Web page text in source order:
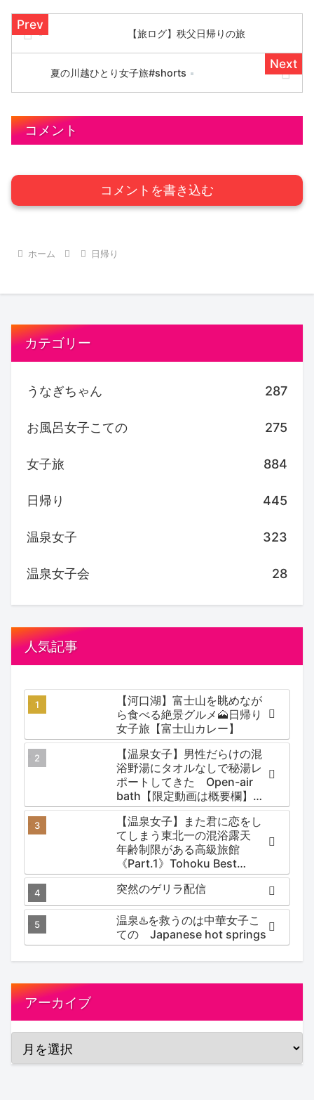
【旅ログ】秩父日帰りの旅
夏の川越ひとり女子旅#shorts
コメント
コメントを書き込む
ホーム 日帰り
カテゴリー
うなぎちゃん 287
お風呂女子こての 275
女子旅 884
日帰り 445
温泉女子 323
温泉女子会 28
人気記事
【河口湖】富士山を眺めなが
ら食べる絶景グルメ🗻日帰り
女子旅【富士山カレー】
【温泉女子】男性だらけの混
浴野湯にタオルなしで秘湯レ
ポートしてきた Open-air
bath【限定動画は概要欄】尻
焼温泉郷 川の湯
【温泉女子】また君に恋をし
てしまう東北一の混浴露天
年齢制限がある高級旅館
《Part.1》Tohoku Best
Secret hotspring #japan
#koteno
突然のゲリラ配信
温泉♨️を救うのは中華女子こ
ての Japanese hot springs
アーカイブ